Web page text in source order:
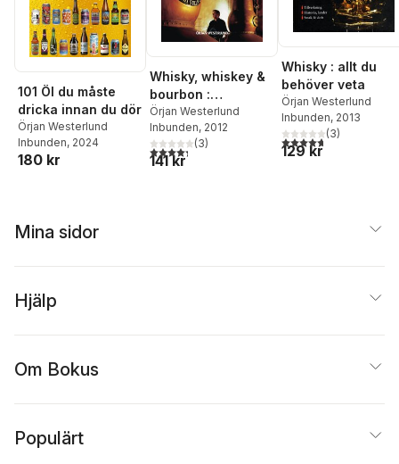
101 Öl du måste
dricka innan du dör
Örjan Westerlund
Inbunden, 2024
180 kr
Whisky, whiskey &
bourbon :
Skottland, Irland,
USA, Japan och
Sverige
Örjan Westerlund
Inbunden, 2012
4,3utav 5 stjärnor. Totalt antal röster:
(3)
141 kr
Whisky : allt du
behöver veta
Örjan Westerlund
Inbunden, 2013
4,7utav 5 stjärnor.
(3)
129 kr
Mina sidor
Hjälp
Om Bokus
Populärt